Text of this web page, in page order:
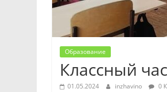
Образование
Классный
01.05.2024 inzhavino 0